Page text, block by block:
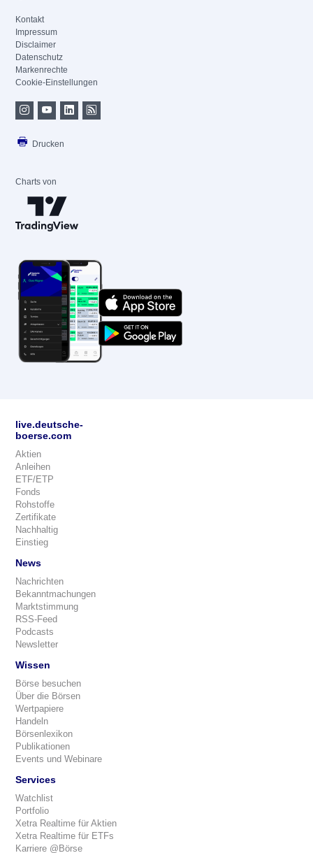
Kontakt
Impressum
Disclaimer
Datenschutz
Markenrechte
Cookie-Einstellungen
Drucken
Charts von
live.deutsche-
boerse.com
Aktien
Anleihen
ETF/ETP
Fonds
Rohstoffe
Zertifikate
Nachhaltig
Einstieg
News
Nachrichten
Bekanntmachungen
Marktstimmung
RSS-Feed
Podcasts
Newsletter
Wissen
Börse besuchen
Über die Börsen
Wertpapiere
Handeln
Börsenlexikon
Publikationen
Events und Webinare
Services
Watchlist
Portfolio
Xetra Realtime für Aktien
Xetra Realtime für ETFs
Karriere @Börse